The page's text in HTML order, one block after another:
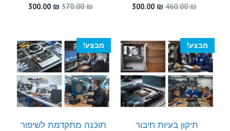
460.00₪
המחיר
460.00 ₪.
300.00 ₪
300.00 ₪.
570.00₪
המחיר
570.00 ₪.
300.00 ₪
המחיר
300.00 ₪.
מבצע!
תיקון בעיות חיבור
מבצע!
תוכנה מתקדמת לשיפור